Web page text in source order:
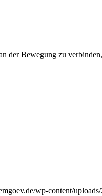
der Bewegung zu
wp-content/